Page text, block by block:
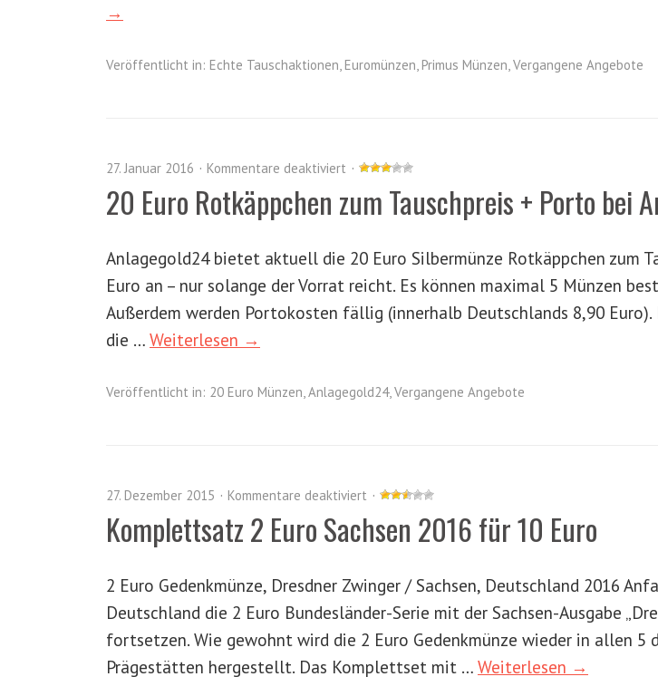
→
Veröffentlicht in: Echte Tauschaktionen, Euromünzen, Primus Münzen,Vergangene Angebote
27. Januar 2016 Kommentare deaktiviert
20 Euro Rotkäppchen zum Tauschpreis + Porto bei
Anlagegold24 bietet aktuell die 20 Euro Silbermünze Rotkäppchen zum
Euro an – nur solange der Vorrat reicht. Es können maximal 5 Münzen
Außerdem werden Portokosten fällig (innerhalb Deutschlands 8,90 Euro).
die … Weiterlesen →
Veröffentlicht in: 20 Euro Münzen,Anlagegold24,Vergangene Angebote
27. Dezember 2015 Kommentare deaktiviert
Komplettsatz 2 Euro Sachsen 2016 für 10 Euro
2 Euro Gedenkmünze, Dresdner Zwinger / Sachsen, Deutschland 2016
Deutschland die 2 Euro Bundesländer-Serie mit der Sachsen-Ausgabe
fortsetzen. Wie gewohnt wird die 2 Euro Gedenkmünze wieder in allen 5
Prägestätten hergestellt. Das Komplettset mit … Weiterlesen →